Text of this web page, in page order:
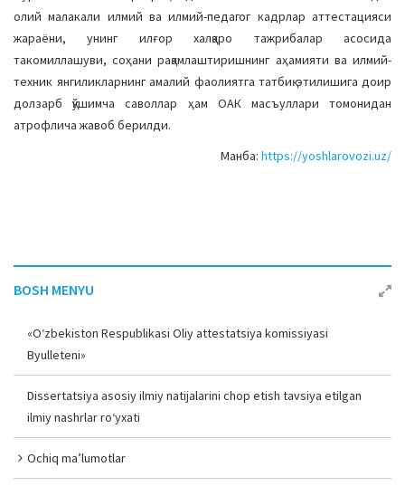
олий малакали илмий ва илмий-педагог кадрлар аттестацияси
жараёни, унинг илғор халқаро тажрибалар асосида
такомиллашуви, соҳани рақамлаштиришнинг аҳамияти ва илмий-
техник янгиликларнинг амалий фаолиятга татбиқ этилишига доир
долзарб қўшимча саволлар ҳам ОАК масъуллари томонидан
атрофлича жавоб берилди.
Манба: https://yoshlarovozi.uz/
BOSH MENYU
«O‘zbekiston Respublikasi Oliy attestatsiya komissiyasi
Byulleteni»
Dissertatsiya asosiy ilmiy natijalarini chop etish tavsiya etilgan
ilmiy nashrlar ro‘yxati
Ochiq ma’lumotlar